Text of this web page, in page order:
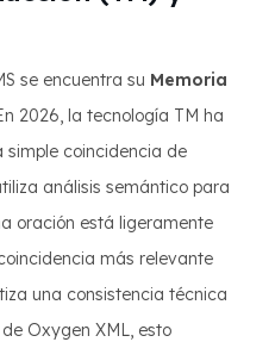
se encuentra su Memoria
2026, la tecnología TM ha
simple coincidencia de
análisis semántico para
oración está ligeramente
más relevante
una consistencia técnica
Oxygen XML, esto